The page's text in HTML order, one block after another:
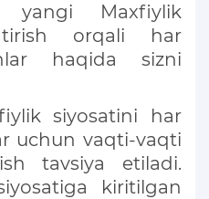
yangi Maxfiylik
orqali har
haqida sizni
siyosatini har
uchun vaqti-vaqti
tavsiya etiladi.
kiritilgan